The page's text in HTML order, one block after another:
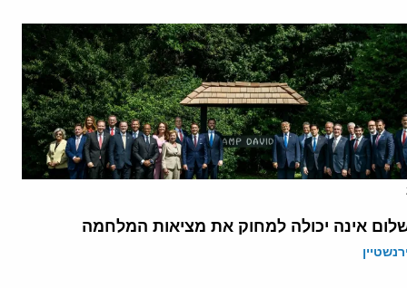
אינה יכולה למחוק את מציאות המלחמה